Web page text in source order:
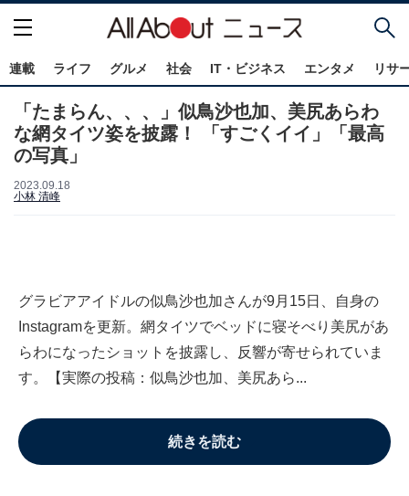
連載 ライフ グルメ 社会 IT・ビジネス エンタメ リサ
「たまらん、、、」似鳥沙也加、美尻あらわ
な網タイツ姿を披露！ 「すごくイイ」「最高
の写真」
2023.09.18
小林 清峰
グラビアアイドルの似鳥沙也加さんが9月15日、自身の
Instagramを更新。網タイツでベッドに寝そべり美尻があ
らわになったショットを披露し、反響が寄せられていま
す。【実際の投稿：似鳥沙也加、美尻あら...
続きを読む